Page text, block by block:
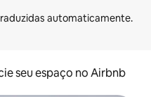
seu espaço no Airbnb